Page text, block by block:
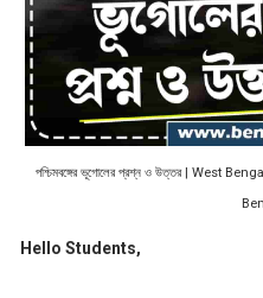
পশ্চিমবঙ্গের ভূগোলের প্রশ্ন ও উত্তর | West
Hello Students,